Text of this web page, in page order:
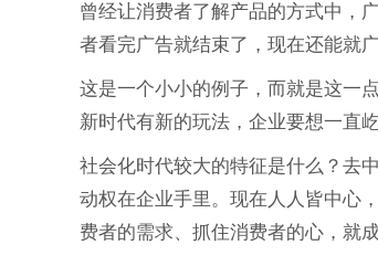
曾经让消费者了解产品的方式中，
者看完广告就结束了，现在还能就
这是一个小小的例子，而就是这一
新时代有新的玩法，企业要想一直
社会化时代较大的特征是什么？去
动权在企业手里。现在人人皆中心
费者的需求、抓住消费者的心，就